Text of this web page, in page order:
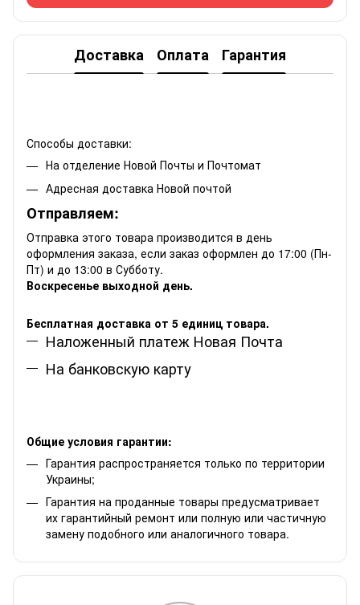
Доставка Оплата Гарантия
Способы доставки:
На отделение Новой Почты и Почтомат
Адресная доставка Новой почтой
Отправляем:
Отправка этого товара производится в день
оформления заказа, если заказ оформлен до 17:00 (Пн-
Пт) и до 13:00 в Субботу.
Воскресенье выходной день.
Бесплатная доставка от 5 единиц товара.
Наложенный платеж Новая Почта
На банковскую карту
Общие условия гарантии:
Гарантия распространяется только по территории
Украины;
Гарантия на проданные товары предусматривает
их гарантийный ремонт или полную или частичную
замену подобного или аналогичного товара.